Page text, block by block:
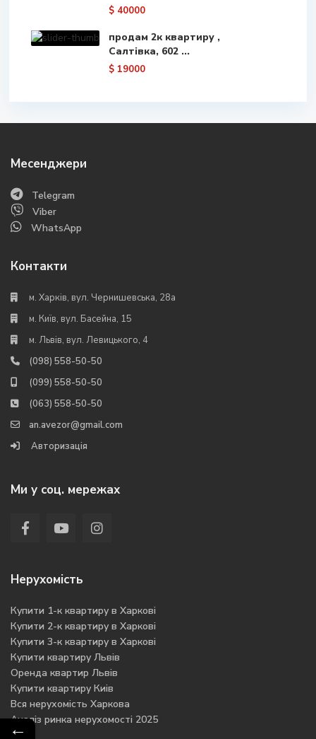
$ 40000
продам 2к квартиру ,
Салтівка, 602 ...
$ 19000
Месенджери
Telegram
Viber
WhatsApp
Контакти
м. Харків, вул. Чернишевська, 28а
м. Київ, вул. Басейна, 15
м. Львів, вул. Левицького, 4
(098) 558-50-50
(099) 558-50-50
(063) 558-50-50
an.avezor@gmail.com
Авторизація
Ми у соц. мережах
Нерухомість
Купити 1-к квартиру в Харкові
Купити 2-к квартиру в Харкові
Купити 3-к квартиру в Харкові
Купити квартиру Львів
Оренда квартир Львів
Купити квартиру Киів
Вся нерухомість Харкова
Аналіз ринка нерухомості 2025
←